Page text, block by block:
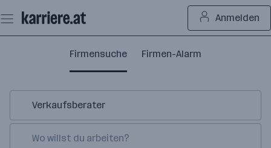
Seiteninhalt
springen
Anmelden
Firmensuche Firmen-Alarm